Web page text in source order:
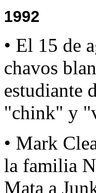
1992
• El 15 de
chavos
estudiante
"chink" y
• Mark
la familia
Mata a